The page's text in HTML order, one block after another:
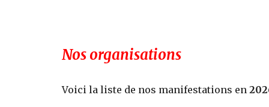
Nos organisations
Voici la liste de nos manifestations en